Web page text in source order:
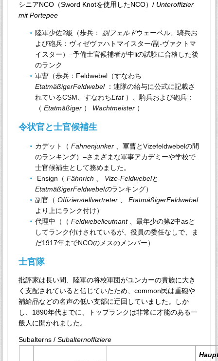
シニアNCO（Sword Knotを使用したNCO）/ Unteroffizier
mit Portepee
陸軍少佐2級（歩兵： 副フェルドウェーベル、騎兵お
よび砲兵：ヴィゼヴァハトマイスター/副-ヴァクトマ
イスター）–予備士官候補者が中liの試験に合格した後
のランク
軍曹（歩兵：Feldwebel（すなわち
EtatmäßigerFeldwebel：連隊の給与に公式に記載さ
れているCSM、すなわちEtat）、騎兵および砲兵：
（Etatmäßiger ） Wachtmeister ）
令状官と士官候補生
カデット（Fahnenjunker 、軍曹とVizefeldwebelの間
のランキング）–さまざまな軍事アカデミーや学校で
士官候補生として務めました。
Ensign（Fähnrich 、 Vize-Feldwebelと
EtatmäßigerFeldwebelのランキング）
副官（Offizierstellvertreter 、EtatmäßigerFeldwebel
より上にランク付け）
代理中（（Feldwebelleutnant、最年少の第2中asと
してランク付けされているが、役員の委任なしで、ま
だ1917年までNCOのメスのメンバー）
士官隊
批評家は長い間、陸軍の将校軍団がユンカーの貴族に大き
く支配されていると信じていたため、common民は重砲や
補給品などの名声の低い支部に迂回していました。しか
し、1890年代までに、トップランクは非常に才能のある一
般人に開かれました。
Subalterns /Subalternoffiziere